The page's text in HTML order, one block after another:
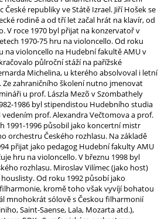
republiky ve Státě Izrael. Jiří Hošek se
rodině a od tří let začal hrát na klavír, od
V roce 1970 byl přijat na konzervatoř v
1970-75 hru na violoncello. Od roku
na violoncello na Hudební fakultě AMU v
půlroční stáží na pařížské
Michelina, u kterého absolvoval i letní
Ze zahraničního školení nutno jmenovat
u prof. Lászla Mezõ v Szombathely
1986 byl stipendistou Hudebního studia
prof. Alexandra Večtomova a prof.
1991-1996 působil jako koncertní mistr
orchestru Českého rozhlasu. Na základě
přijat jako pedagog Hudební fakulty AMU
hru na violoncello. V březnu 1998 byl
rozhlasu. Miroslav Vilímec (jako host)
Od roku 1992 působí jako
kromě toho však vyvíjí bohatou
mnohokrát sólově s Českou filharmonií
Saint-Saense, Lala, Mozarta atd.),